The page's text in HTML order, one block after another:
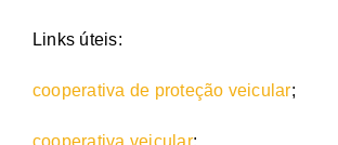
Links úteis:
cooperativa de proteção veicular;